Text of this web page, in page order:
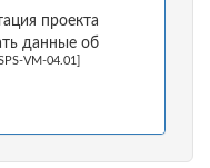
проекта
данные об
VM-04.01]